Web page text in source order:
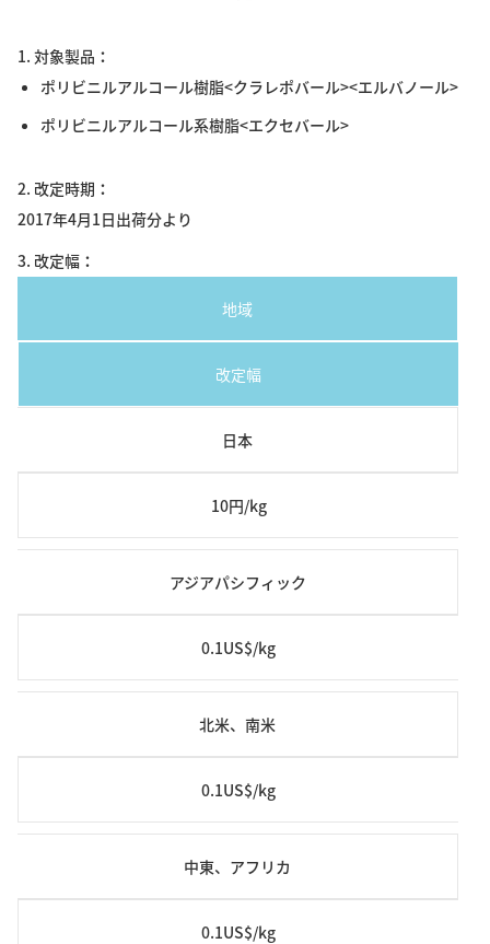
1. 対象製品
ポリビニルアルコール樹脂<クラレポバール><エルバノール>
ポリビニルアルコール系樹脂<エクセバール>
2. 改定時期
2017年4月1日出荷分より
3. 改定幅
地域
改定幅
日本
10円/kg
アジアパシフィック
0.1US$/kg
北米、南米
0.1US$/kg
中東、アフリカ
0.1US$/kg